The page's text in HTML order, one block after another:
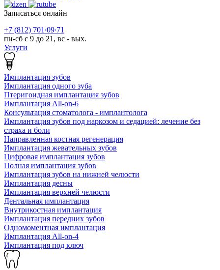
Записаться онлайн
+7 (812) 701∙09∙71
пн-сб с 9 до 21, вс - вых.
Услуги
Имплантация зубов
Имплантация одного зуба
Птеригоидная имплантация зубов
Имплантация All-on-6
Консультация стоматолога - имплантолога
Имплантация зубов под наркозом и седацией: лечение без
страха и боли
Направленная костная регенерация
Имплантация жевательных зубов
Цифровая имплантация зубов
Полная имплантация зубов
Имплантация зубов на нижней челюсти
Имплантация десны
Имплантация верхней челюсти
Дентальная имплантация
Внутрикостная имплантация
Имплантация передних зубов
Одномоментная имплантация
Имплантация All-on-4
Имплантация под ключ